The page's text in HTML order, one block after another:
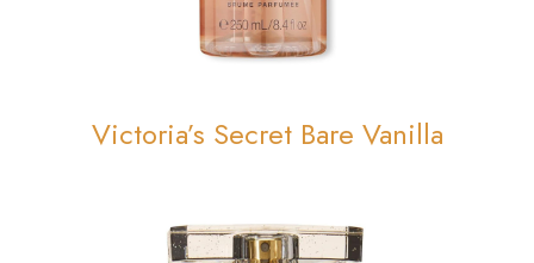
Victoria’s Secret Bare Vanilla